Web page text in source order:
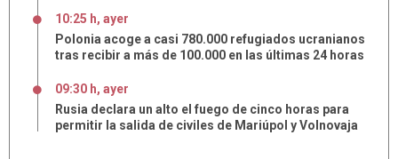
10:25 h, ayer
Polonia acoge a casi 780.000 refugiados ucranianos
tras recibir a más de 100.000 en las últimas 24 horas
09:30 h, ayer
Rusia declara un alto el fuego de cinco horas para
permitir la salida de civiles de Mariúpol y Volnovaja